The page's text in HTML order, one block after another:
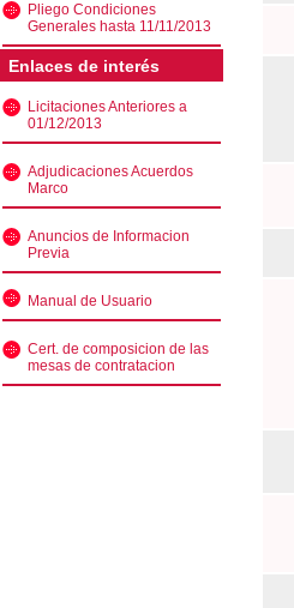
Pliego Condiciones
Generales hasta 11/11/2013
Enlaces de interés
Licitaciones Anteriores a
01/12/2013
Adjudicaciones Acuerdos
Marco
Anuncios de Informacion
Previa
Manual de Usuario
Cert. de composicion de las
mesas de contratacion